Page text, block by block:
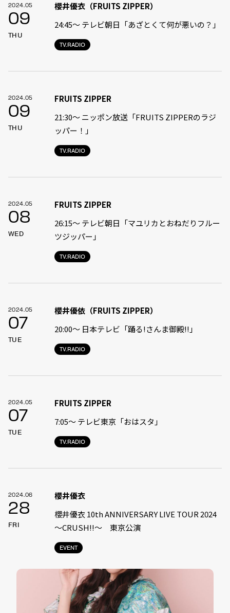
2024.05
09
THU
TV.RADIO
櫻井優衣（FRUITS ZIPPER）
24:45〜 テレビ朝日「あざとくて何が悪いの？」
2024.05
09
THU
TV.RADIO
FRUITS ZIPPER
21:30〜 ニッポン放送「FRUITS ZIPPERのラジ
ッパー！」
2024.05
08
WED
TV.RADIO
FRUITS ZIPPER
26:15～ テレビ朝日「マユリカとおねだりフルー
ツジッパー」
2024.05
07
TUE
TV.RADIO
櫻井優依（FRUITS ZIPPER）
20:00〜 日本テレビ「踊る!さんま御殿!!」
2024.05
07
TUE
TV.RADIO
FRUITS ZIPPER
7:05〜 テレビ東京「おはスタ」
2024.06
28
FRI
EVENT
櫻井優衣
櫻井優衣 10th ANNIVERSARY LIVE TOUR 2024
〜CRUSH!!〜 東京公演